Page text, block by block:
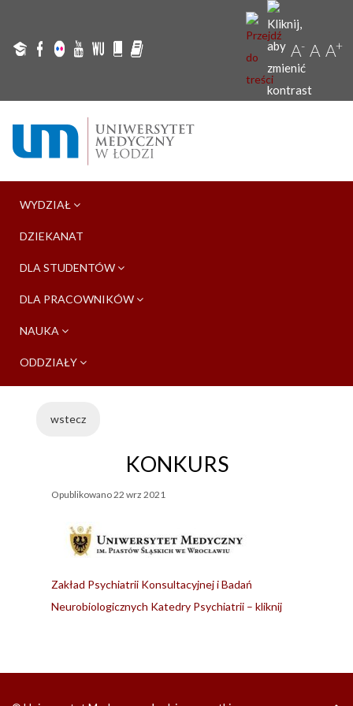
A- A A+
WYDZIAŁ
DZIEKANAT
DLA STUDENTÓW
DLA PRACOWNIKÓW
NAUKA
ODDZIAŁY
wstecz
KONKURS
Opublikowano22 wrz 2021
Zakład Psychiatrii Konsultacyjnej i Badań
Neurobiologicznych Katedry Psychiatrii – kliknij